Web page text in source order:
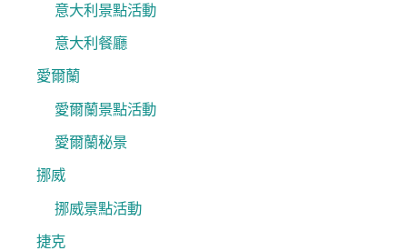
意大利景點活動
意大利餐廳
愛爾蘭
愛爾蘭景點活動
愛爾蘭秘景
挪威
挪威景點活動
捷克